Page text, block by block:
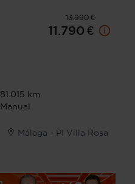
13.990 €
11.790 €
81.015 km
Manual
Málaga - PI Villa Rosa